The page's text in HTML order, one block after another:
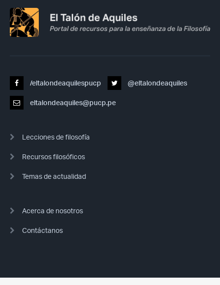
/eltalondeaquilespucp @eltalondeaquiles
eltalondeaquiles@pucp.pe
Lecciones de filosofía
Recursos filosóficos
Temas de actualidad
Acerca de nosotros
Contáctanos